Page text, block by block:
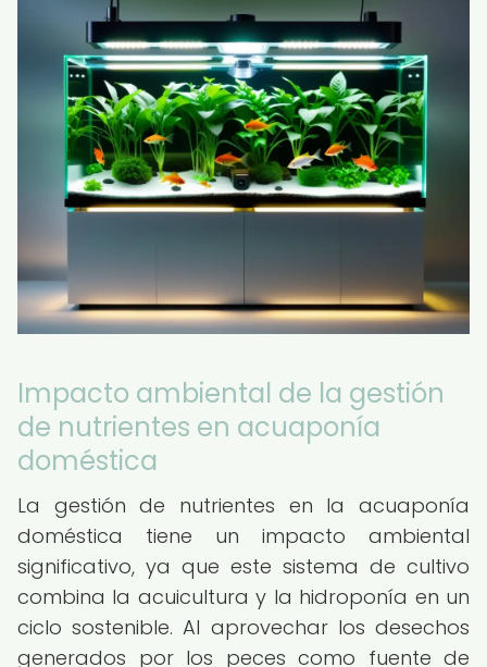
Impacto ambiental de la gestión
de nutrientes en acuaponía
doméstica
La gestión de nutrientes en la acuaponía
doméstica tiene un impacto ambiental
significativo, ya que este sistema de cultivo
combina la acuicultura y la hidroponía en un
ciclo sostenible. Al aprovechar los desechos
generados por los peces como fuente de